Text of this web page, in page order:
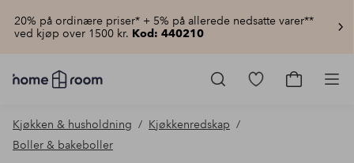
20% på ordinære priser* + 5% på allerede nedsatte varer**
ved kjøp over 1500 kr. Kod: 440210
Homeroom
–
hjemmet
til
Gå
Gå
Kjøkken & husholdning
Kjøkkenredskap
Boller & bakeboller